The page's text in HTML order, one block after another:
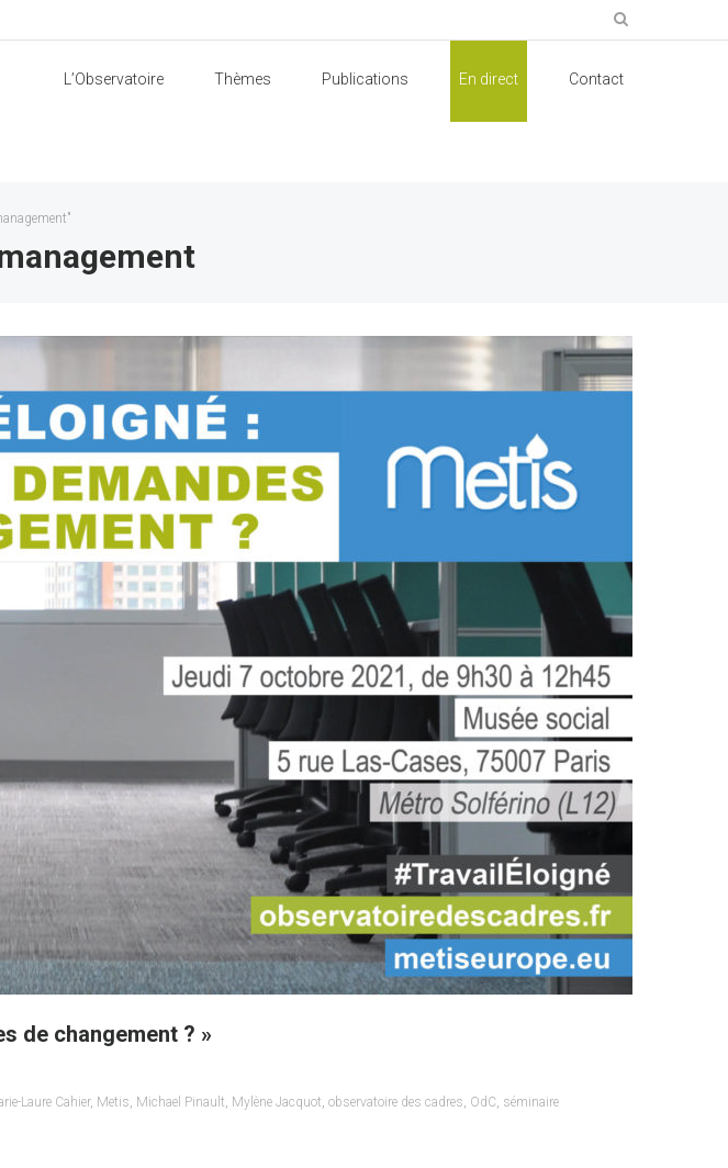
L’Observatoire Thèmes Publications En direct Contact
de changement ? »
Laure Cahier, Metis, Michael Pinault, Mylène Jacquot, observatoire des cadres, OdC, séminaire